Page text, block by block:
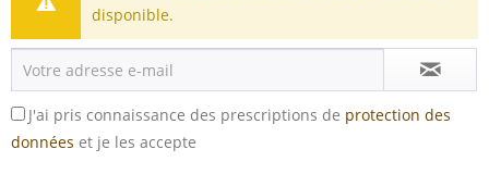
disponible.
J'ai pris connaissance des prescriptions de protection des
données et je les accepte